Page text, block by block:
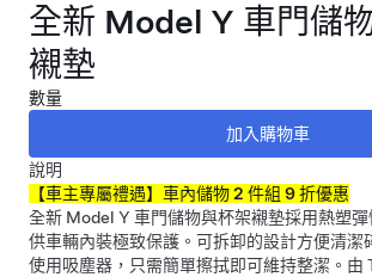
全新 Model Y 車門儲
襯墊
數量
說明
【車主專屬禮遇】車內儲物 2 件組 9 折優惠
全新 Model Y 車門儲物與杯架襯墊採用熱塑
供車輛內裝極致保護。可拆卸的設計方便清潔
使用吸塵器，只需簡單擦拭即可維持整潔。由